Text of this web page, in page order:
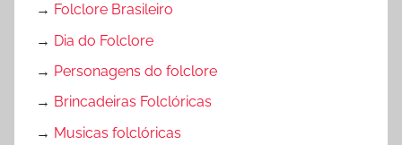
→ Folclore Brasileiro
→ Dia do Folclore
→ Personagens do folclore
→ Brincadeiras Folclóricas
→ Musicas folclóricas